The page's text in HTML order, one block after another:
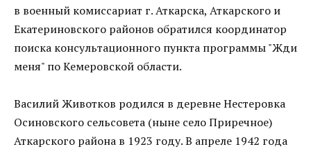
в военный комиссариат г. Аткарска, Аткарского и
Екатериновского районов обратился координатор
поиска консультационного пункта программы "Жди
меня" по Кемеровской области.
Василий Животков родился в деревне Нестеровка
Осиновского сельсовета (ныне село Приречное)
Аткарского района в 1923 году. В апреле 1942 года